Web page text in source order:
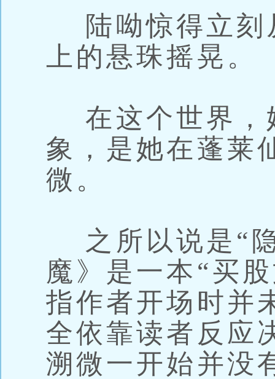
陆呦惊得立刻
上的悬珠摇晃。
在这个世界，
象，是她在蓬莱
微。
之所以说是“
魔》是一本“买
指作者开场时并
全依靠读者反应
溯微一开始并没